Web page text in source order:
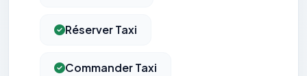
Réserver Taxi
Commander Taxi